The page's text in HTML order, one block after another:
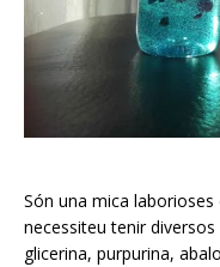
Són una mica
necessiteu tenir
glicerina, purpurina,